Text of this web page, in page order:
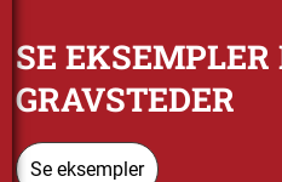
SE EKSEMPLER
GRAVSTEDER
Se eksempler